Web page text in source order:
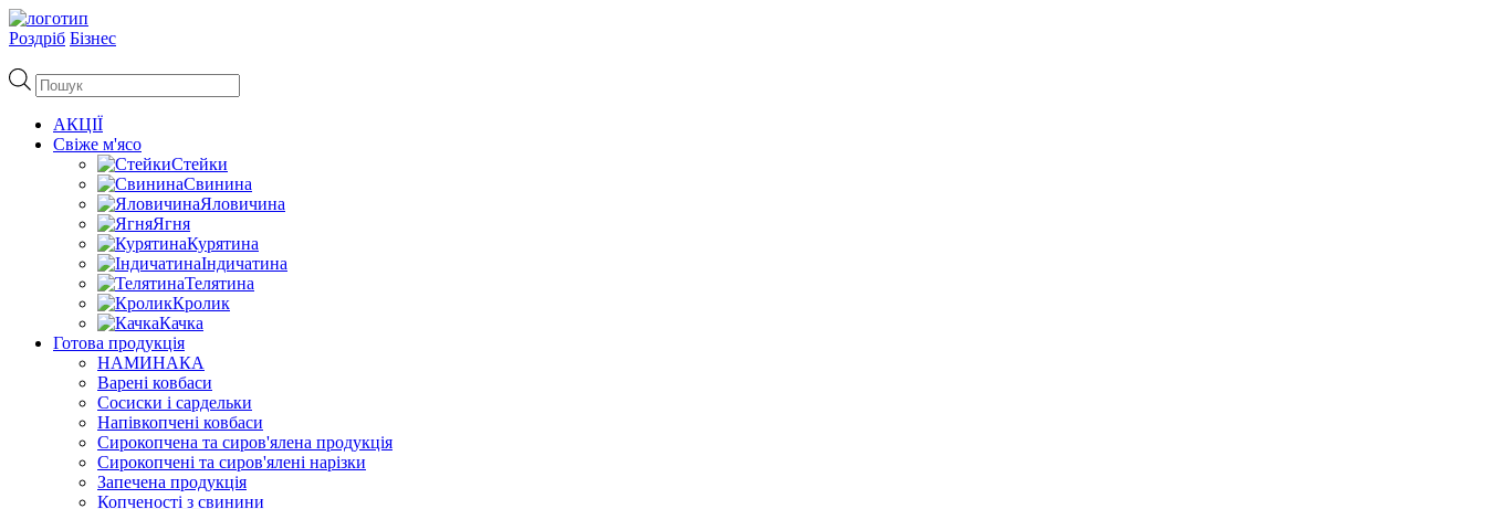
Роздріб Бізнес
Пошук
товарів
АКЦІЇ
Свіже м'ясо
Стейки
Свинина
Яловичина
Ягня
Курятина
Індичатина
Телятина
Кролик
Качка
Готова продукція
НАМИНАКА
Варені ковбаси
Сосиски і сардельки
Напівкопчені ковбаси
Сирокопчена та сиров'ялена продукція
Сирокопчені та сиров'ялені нарізки
Запечена продукція
Копченості з свинини